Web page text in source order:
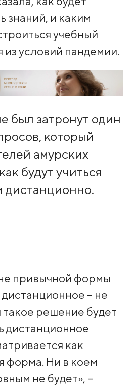
знаний, и каким
учебный
из условий пандемии.
был затронут один
который
амурских
будут учиться
дистанционно.
привычной формы
– не
такое решение будет
дистанционное
как
форма. Ни в коем
не будет», –